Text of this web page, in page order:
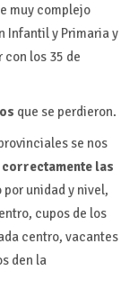
muy complejo
Infantil y Primaria y
con los 35 de
que se perdieron.
se nos
las
unidad y nivel,
cupos de los
centro, vacantes
den la